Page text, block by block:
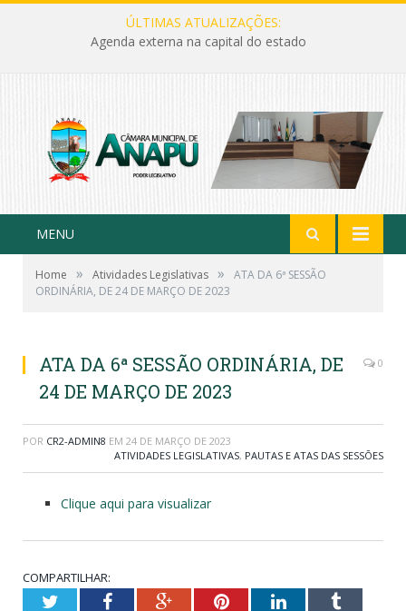
ÚLTIMAS ATUALIZAÇÕES:
Agenda externa na capital do estado
MENU
Home » Atividades Legislativas »
ATA DA 6ª SESSÃO
ORDINÁRIA, DE 24 DE MARÇO DE 2023
ATA DA 6ª SESSÃO ORDINÁRIA, DE
24 DE MARÇO DE 2023
0
POR CR2-ADMIN8 EM 24 DE MARÇO DE 2023
ATIVIDADES LEGISLATIVAS, PAUTAS E ATAS DAS SESSÕES
Clique aqui para visualizar
COMPARTILHAR:
TwitterFacebookGoogle+PinterestLinkedInTumblr